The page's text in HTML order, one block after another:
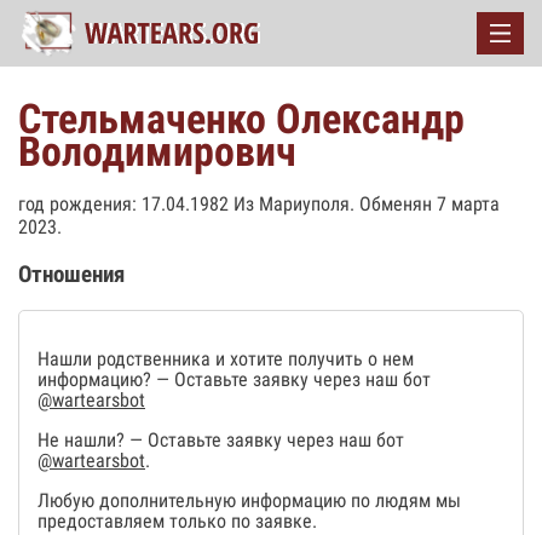
Стельмаченко Олександр
Володимирович
год рождения: 17.04.1982 Из Мариуполя. Обменян 7 марта
2023.
Отношения
Нашли родственника и хотите получить о нем
информацию? — Оставьте заявку через наш бот
@wartearsbot
Не нашли? — Оставьте заявку через наш бот
@wartearsbot.
Любую дополнительную информацию по людям мы
предоставляем только по заявке.